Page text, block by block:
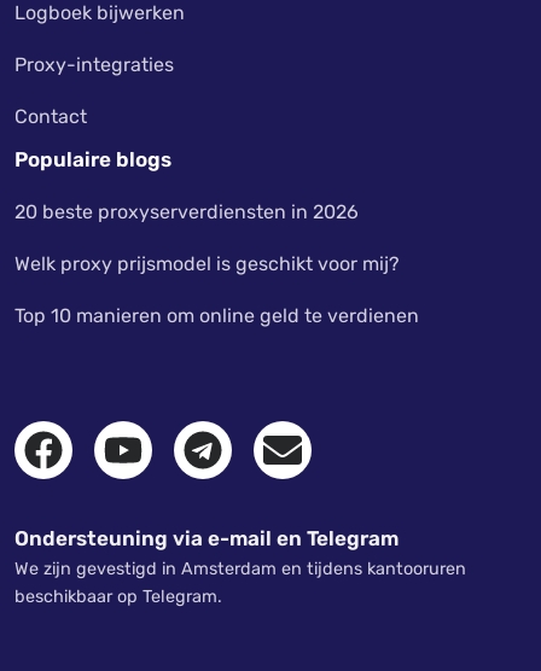
Logboek bijwerken
Proxy-integraties
Contact
Populaire blogs
20 beste proxyserverdiensten in 2026
Welk proxy prijsmodel is geschikt voor mij?
Top 10 manieren om online geld te verdienen
Ondersteuning via e-mail en Telegram
We zijn gevestigd in Amsterdam en tijdens kantooruren
beschikbaar op Telegram.